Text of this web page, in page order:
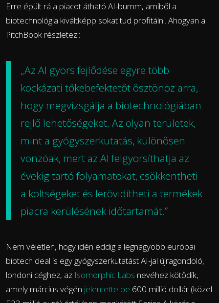
Erre épült rá a piacot átható AI-bumm, amiből a
biotechnológia kiváltképp sokat tud profitálni. Ahogyan a
PitchBook részletezi:
„Az AI gyors fejlődése egyre több
kockázati tőkebefektetőt ösztönöz arra,
hogy megvizsgálja a biotechnológiában
rejlő lehetőségeket. Az olyan területek,
mint a gyógyszerkutatás, különösen
vonzóak, mert az AI felgyorsíthatja az
évekig tartó folyamatokat, csökkentheti
a költségeket és lerövidítheti a termékek
piacra kerülésének időtartamát.”
Nem véletlen, hogy idén eddig a legnagyobb európai
biotech deal is egy gyógyszerkutatást AI-jal újragondoló,
londoni céghez, az Isomorphic Labs nevéhez kötődik,
amely március végén jelentette be 600 millió dollár (közel